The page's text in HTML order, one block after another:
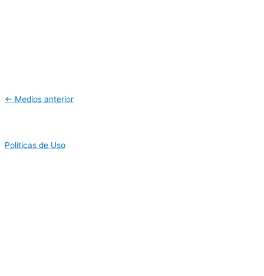
← Medios anterior
Políticas de Uso